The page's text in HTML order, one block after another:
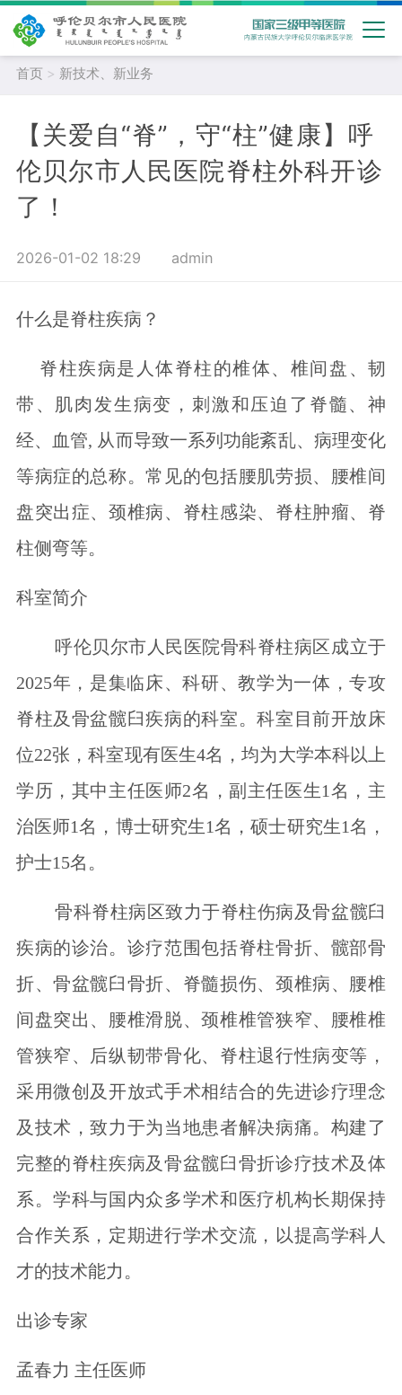
首页 > 新技术、新业务
【关爱自“脊”，守“柱”健康】呼
伦贝尔市人民医院脊柱外科开诊
了！
2026-01-02 18:29 admin
什么是脊柱疾病？
脊柱疾病是人体脊柱的椎体、椎间盘、韧
带、肌肉发生病变，刺激和压迫了脊髓、神
经、血管, 从而导致一系列功能紊乱、病理变化
等病症的总称。常见的包括腰肌劳损、腰椎间
盘突出症、颈椎病、脊柱感染、脊柱肿瘤、脊
柱侧弯等。
科室简介
呼伦贝尔市人民医院骨科脊柱病区成立于
2025年，是集临床、科研、教学为一体，专攻
脊柱及骨盆髋臼疾病的科室。科室目前开放床
位22张，科室现有医生4名，均为大学本科以上
学历，其中主任医师2名，副主任医生1名，主
治医师1名，博士研究生1名，硕士研究生1名，
护士15名。
骨科脊柱病区致力于脊柱伤病及骨盆髋臼
疾病的诊治。诊疗范围包括脊柱骨折、髋部骨
折、骨盆髋臼骨折、脊髓损伤、颈椎病、腰椎
间盘突出、腰椎滑脱、颈椎椎管狭窄、腰椎椎
管狭窄、后纵韧带骨化、脊柱退行性病变等，
采用微创及开放式手术相结合的先进诊疗理念
及技术，致力于为当地患者解决病痛。构建了
完整的脊柱疾病及骨盆髋臼骨折诊疗技术及体
系。学科与国内众多学术和医疗机构长期保持
合作关系，定期进行学术交流，以提高学科人
才的技术能力。
出诊专家
孟春力 主任医师